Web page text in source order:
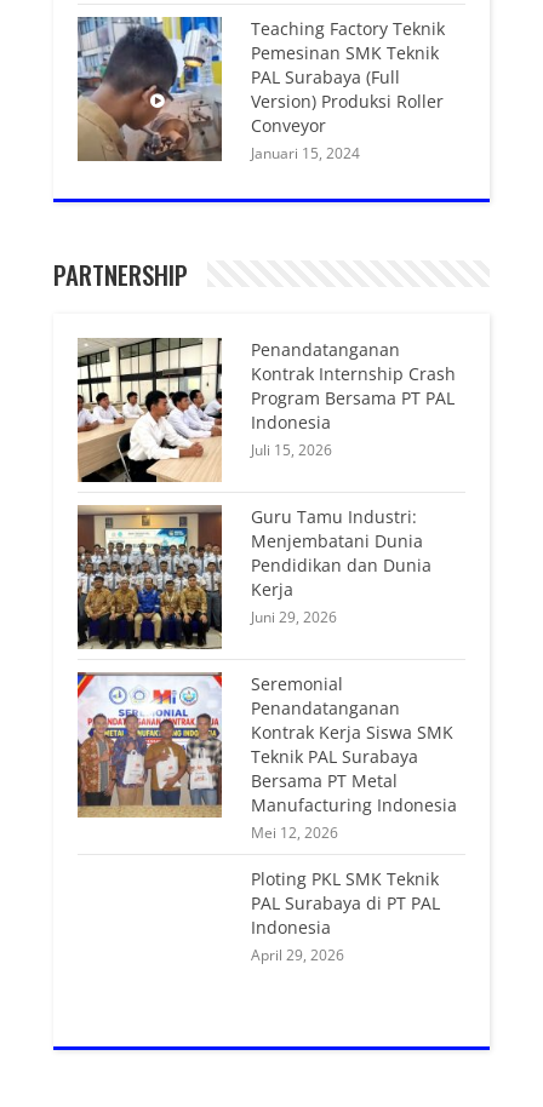
Teaching Factory Teknik
Pemesinan SMK Teknik
PAL Surabaya (Full
Version) Produksi Roller
Conveyor
Januari 15, 2024
PARTNERSHIP
Penandatanganan
Kontrak Internship Crash
Program Bersama PT PAL
Indonesia
Juli 15, 2026
Guru Tamu Industri:
Menjembatani Dunia
Pendidikan dan Dunia
Kerja
Juni 29, 2026
Seremonial
Penandatanganan
Kontrak Kerja Siswa SMK
Teknik PAL Surabaya
Bersama PT Metal
Manufacturing Indonesia
Mei 12, 2026
Ploting PKL SMK Teknik
PAL Surabaya di PT PAL
Indonesia
April 29, 2026